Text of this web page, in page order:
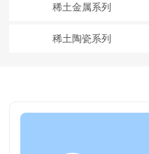
稀土金属系列
稀土陶瓷系列